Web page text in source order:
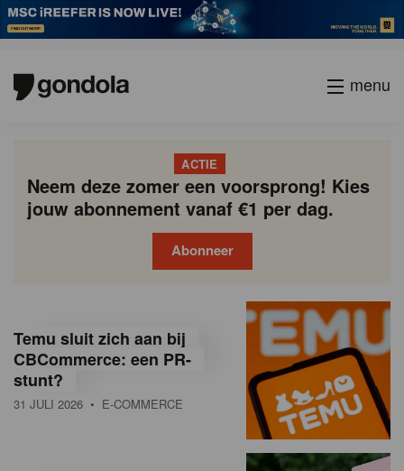
menu
ACTIE
Neem deze zomer een voorsprong! Kies
jouw abonnement vanaf €1 per dag.
Abonneer
o
n
d
Temu sluit zich aan bij
CBCommerce: een PR-
stunt?
31 JULI 2026 • E-COMMERCE